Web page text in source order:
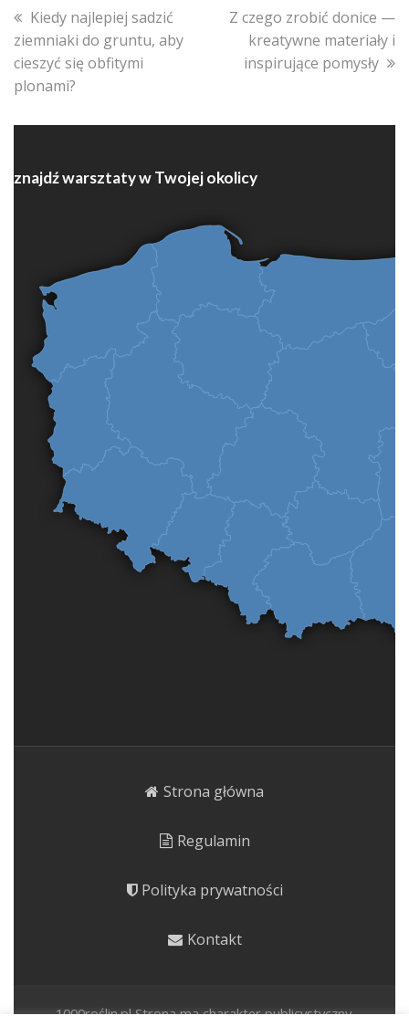
previous
post:
Kiedy najlepiej sadzić
ziemniaki do gruntu, aby
cieszyć się obfitymi
plonami?
next
post:
Z czego zrobić donice —
kreatywne materiały i
inspirujące pomysły
znajdź warsztaty w Twojej okolicy
Strona główna
Regulamin
Polityka prywatności
Kontakt
1000roślin.pl Strona ma charakter publicystyczny.